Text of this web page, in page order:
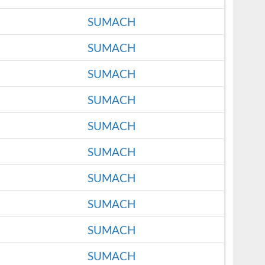
SUMACH
SUMACH
SUMACH
SUMACH
SUMACH
SUMACH
SUMACH
SUMACH
SUMACH
SUMACH